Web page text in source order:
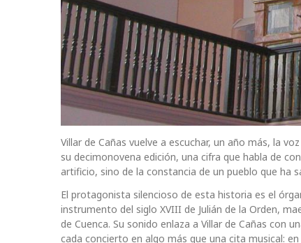
Villar de Cañas vuelve a escuchar, un año más, la
su decimonovena edición, una cifra que habla de
artificio, sino de la constancia de un pueblo que ha
El protagonista silencioso de esta historia es el
instrumento del siglo XVIII de Julián de la Orden,
de Cuenca. Su sonido enlaza a Villar de Cañas con
cada concierto en algo más que una cita musical: